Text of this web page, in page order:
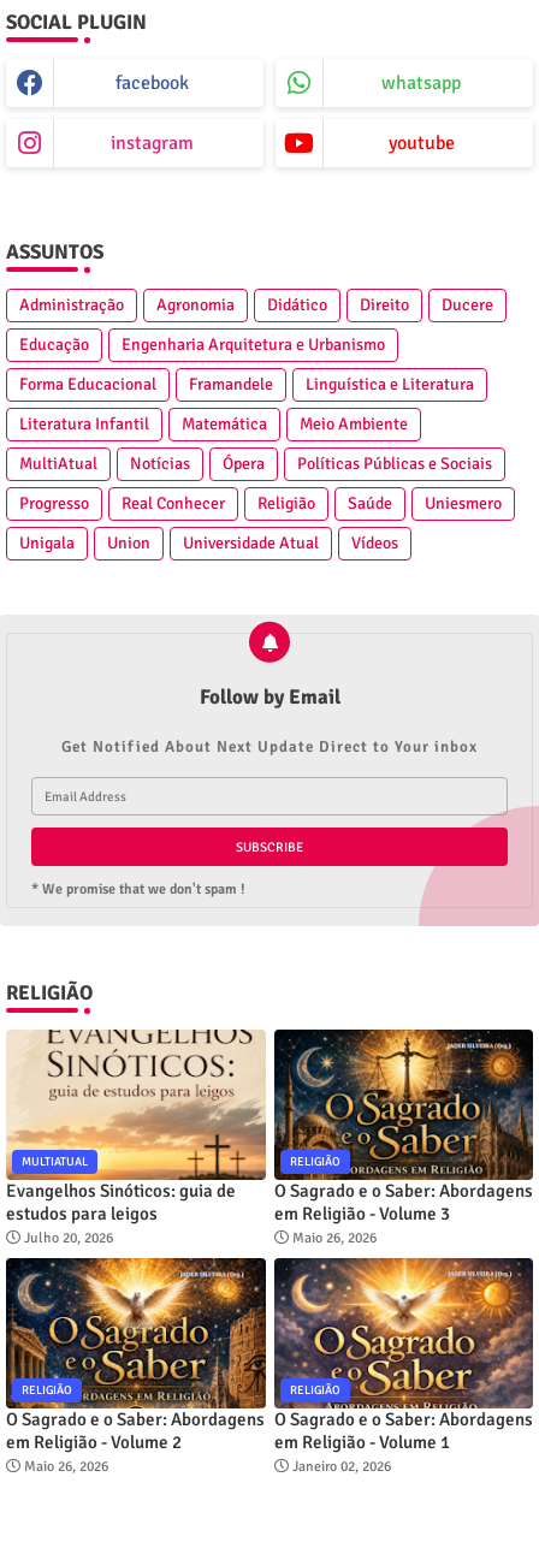
SOCIAL PLUGIN
facebook whatsapp
instagram youtube
ASSUNTOS
Administração Agronomia Didático Direito
Ducere
Educação
Engenharia Arquitetura e Urbanismo
Forma Educacional
Framandele
Linguística e Literatura
Literatura Infantil
Matemática
Meio Ambiente
MultiAtual
Notícias Ópera
Políticas Públicas e Sociais
Progresso
Real Conhecer Religião Saúde
Uniesmero
Unigala
Union Universidade Atual Vídeos
Follow by Email
Get Notified About Next Update Direct to Your inbox
* We promise that we don't spam !
RELIGIÃO
MULTIATUAL
Evangelhos Sinóticos: guia de
estudos para leigos
Julho 20, 2026
RELIGIÃO
O Sagrado e o Saber: Abordagens
em Religião - Volume 3
Maio 26, 2026
RELIGIÃO
O Sagrado e o Saber: Abordagens
em Religião - Volume 2
Maio 26, 2026
RELIGIÃO
O Sagrado e o Saber: Abordagens
em Religião - Volume 1
Janeiro 02, 2026